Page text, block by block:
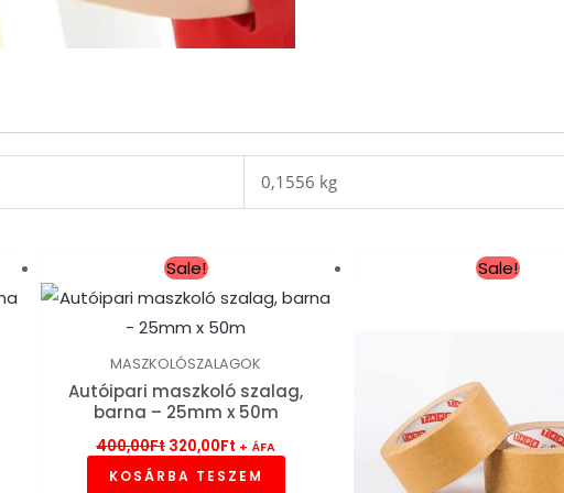
0,1556 kg
Sale!
MASZKOLÓSZALAGOK
Autóipari maszkoló szalag,
barna – 25mm x 50m
400,00Ft
Original
price
was:
400,00Ft.
320,00Ft
is:
+ ÁFA
KOSÁRBA TESZEM
Sale!
Original
price